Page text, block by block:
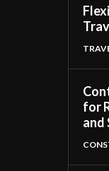
for
and